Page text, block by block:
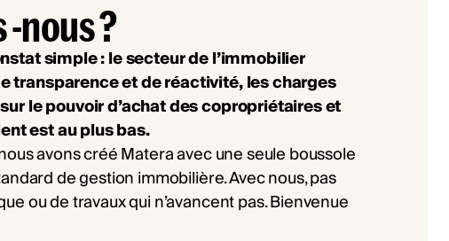
nous ?
simple : le secteur de l’immobilier
transparence et de réactivité, les charges
le pouvoir d’achat des copropriétaires et
est au plus bas.
avons créé Matera avec une seule boussole
de gestion immobilière. Avec nous, pas
ou de travaux qui n’avancent pas. Bienvenue